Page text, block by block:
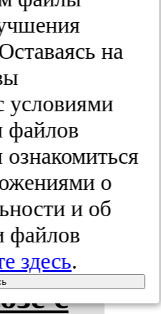
2):51-59
с
на
условиями
файлов
о
и об
файлов
здесь.